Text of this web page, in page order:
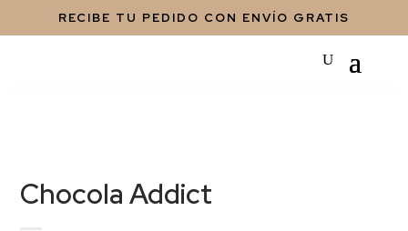
RECIBE TU PEDIDO CON ENVÍO GRATIS
Chocola Addict